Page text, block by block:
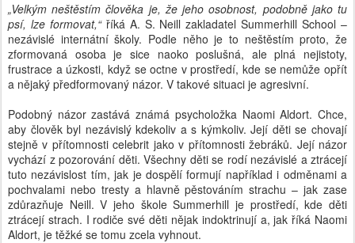
„Velkým neštěstím člověka je, že jeho osobnost, podobně jako tu
psí, lze formovat,“říká A. S. Neill zakladatel Summerhill School –
nezávislé internátní školy. Podle něho je to neštěstím proto, že
zformovaná osoba je sice naoko poslušná, ale plná nejistoty,
frustrace a úzkosti, když se octne v prostředí, kde se nemůže opřít
a nějaký předformovaný názor. V takové situaci je agresivní.
Podobný názor zastává známá psycholožka Naomi Aldort. Chce,
aby člověk byl nezávislý kdekoliv a s kýmkoliv. Její děti se chovají
stejně v přítomnosti celebrit jako v přítomnosti žebráků. Její názor
vychází z pozorování děti. Všechny děti se rodí nezávislé a ztrácejí
tuto nezávislost tím, jak je dospělí formují například i odměnami a
pochvalami nebo tresty a hlavně pěstováním strachu – jak zase
zdůrazňuje Neill. V jeho škole Summerhill je prostředí, kde děti
ztrácejí strach. I rodiče své děti nějak indoktrinují a, jak říká Naomi
Aldort, je těžké se tomu zcela vyhnout.